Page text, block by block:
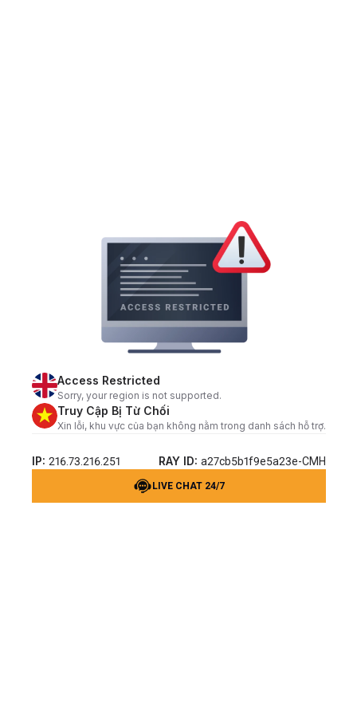
Access Restricted
Sorry, your region is not supported.
Truy Cập Bị Từ Chối
Xin lỗi, khu vực của bạn không nằm trong danh sách hỗ trợ.
IP: 216.73.216.251 RAY ID: a27cb5b1f9e5a23e-CMH
LIVE CHAT 24/7